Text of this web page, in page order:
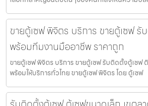
ขายตู้เซฟ พิจิตร บริการ ขายตู้เซฟ รั
พร้อมทีมงานมืออาชีพ ราคาถูก
ขายตู้เซฟ พิจิตร บริการ ขายตู้เซฟ รับติดตั้งตู้เซ
พร้อมให้บริการทั่วไทย ขายตู้เซฟ พิจิตร โดย ตู้เซฟ